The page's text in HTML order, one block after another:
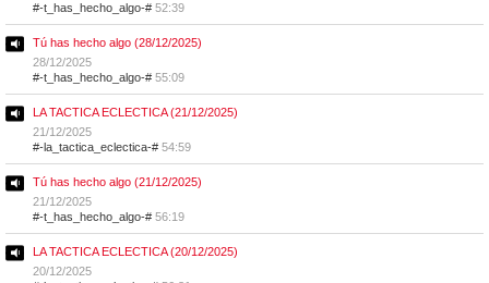
#-t_has_hecho_algo-# 52:39
Tú has hecho algo (28/12/2025)
28/12/2025
#-t_has_hecho_algo-# 55:09
LA TACTICA ECLECTICA (21/12/2025)
21/12/2025
#-la_tactica_eclectica-# 54:59
Tú has hecho algo (21/12/2025)
21/12/2025
#-t_has_hecho_algo-# 56:19
LA TACTICA ECLECTICA (20/12/2025)
20/12/2025